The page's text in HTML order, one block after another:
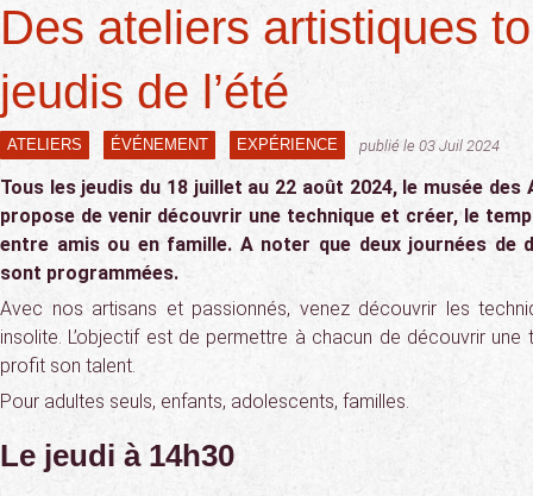
Des ateliers artistiques
jeudis de l’été
ATELIERS ÉVÉNEMENT EXPÉRIENCE publié le 03 Juil 2024
Tous les jeudis du 18 juillet au 22 août 2024, le musée
propose de venir découvrir une technique et créer, le
entre amis ou en famille. A noter que deux journées de
sont programmées.
Avec nos artisans et passionnés, venez découvrir les
insolite. L’objectif est de permettre à chacun de découvrir
profit son talent.
Pour adultes seuls, enfants, adolescents, familles.
Le jeudi à 14h30